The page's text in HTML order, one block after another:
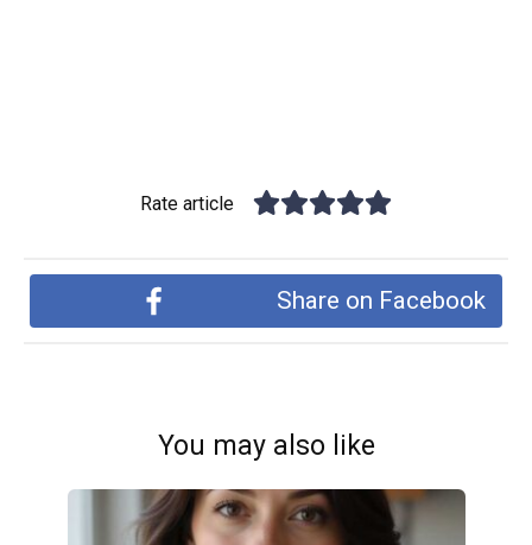
Rate article
Share on Facebook
You may also like